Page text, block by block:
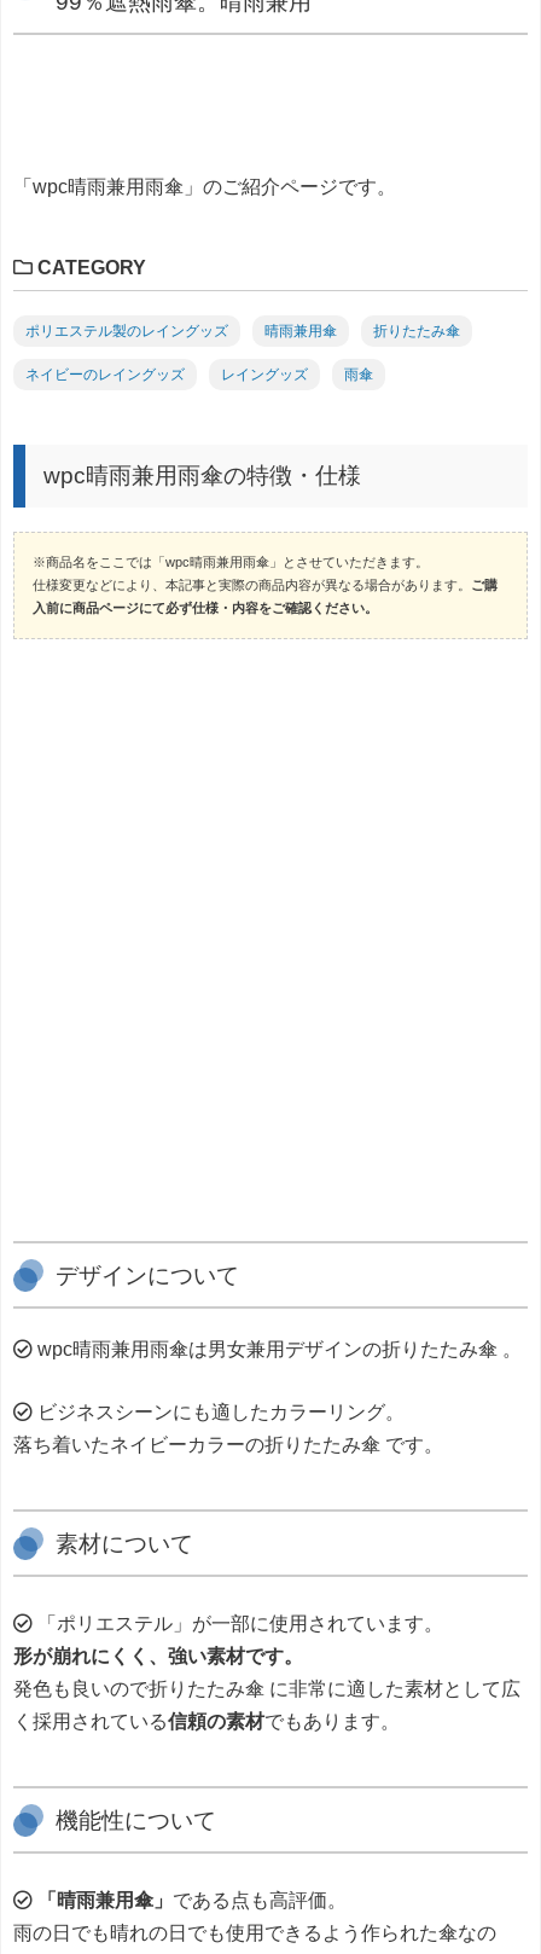
「wpc晴雨兼用雨傘」のご紹介ページです。
CATEGORY
ポリエステル製のレイングッズ 晴雨兼用傘 折りたたみ傘
ネイビーのレイングッズ レイングッズ 雨傘
wpc晴雨兼用雨傘の特徴・仕様
※商品名をここでは「wpc晴雨兼用雨傘」とさせていただきます。
仕様変更などにより、本記事と実際の商品内容が異なる場合があります。 ご購
入前に商品ページにて必ず仕様・内容をご確認ください。
デザインについて
wpc晴雨兼用雨傘は男女兼用デザインの折りたたみ傘 。
ビジネスシーンにも適したカラーリング。
落ち着いたネイビーカラーの折りたたみ傘 です。
素材について
「ポリエステル」が一部に使用されています。
形が崩れにくく、強い素材です。
発色も良いので折りたたみ傘 に非常に適した素材として広
く採用されている信頼の素材でもあります。
機能性について
「晴雨兼用傘」 である点も高評価。
雨の日でも晴れの日でも使用できるよう作られた傘なの